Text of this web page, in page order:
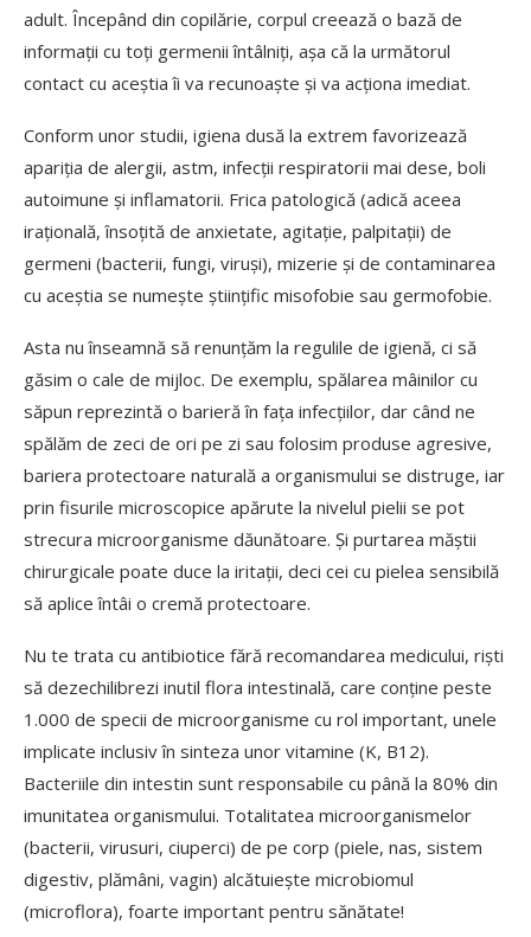
adult. Începând din copilărie, corpul creează o bază de
informații cu toți germenii întâlniți, așa că la următorul
contact cu aceștia îi va recunoaște și va acționa imediat.
Conform unor studii, igiena dusă la extrem favorizează
apariția de alergii, astm, infecții respiratorii mai dese, boli
autoimune și inflamatorii. Frica patologică (adică aceea
irațională, însoțită de anxietate, agitație, palpitații) de
germeni (bacterii, fungi, viruși), mizerie și de contaminarea
cu aceștia se numește științific misofobie sau germofobie.
Asta nu înseamnă să renunțăm la regulile de igienă, ci să
găsim o cale de mijloc. De exemplu, spălarea mâinilor cu
săpun reprezintă o barieră în fața infecțiilor, dar când ne
spălăm de zeci de ori pe zi sau folosim produse agresive,
bariera protectoare naturală a organismului se distruge, iar
prin fisurile microscopice apărute la nivelul pielii se pot
strecura microorganisme dăunătoare. Și purtarea măștii
chirurgicale poate duce la iritații, deci cei cu pielea sensibilă
să aplice întâi o cremă protectoare.
Nu te trata cu antibiotice fără recomandarea medicului, riști
să dezechilibrezi inutil flora intestinală, care conține peste
1.000 de specii de microorganisme cu rol important, unele
implicate inclusiv în sinteza unor vitamine (K, B12).
Bacteriile din intestin sunt responsabile cu până la 80% din
imunitatea organismului. Totalitatea microorganismelor
(bacterii, virusuri, ciuperci) de pe corp (piele, nas, sistem
digestiv, plămâni, vagin) alcătuiește microbiomul
(microflora), foarte important pentru sănătate!